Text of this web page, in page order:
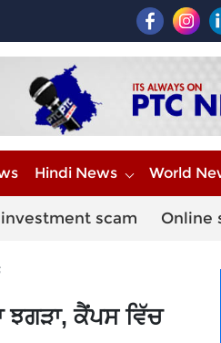
Hindi News World
scam Online
ਕੈਂਪਸ ਵਿੱਚ